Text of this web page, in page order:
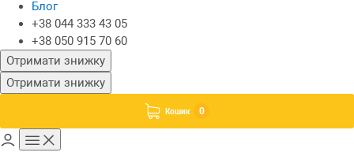
Блог
+38 044 333 43 05
+38 050 915 70 60
Отримати знижку
Отримати знижку
Кошик 0